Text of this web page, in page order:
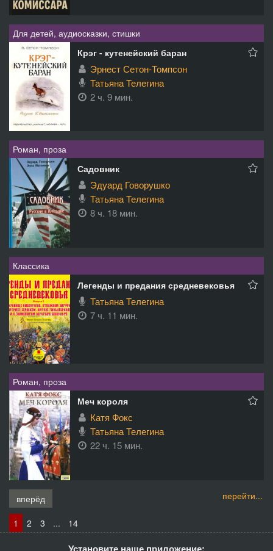
Для детей, аудиосказки, стишки
Крэг - кутенейский баран
Эрнест Сетон-Томпсон
Татьяна Телегина
2 ч. 9 мин.
Роман, проза
Садовник
Эдуард Говорушко
Татьяна Телегина
8 ч. 18 мин.
Классика
Легенды и предания средневековья
Татьяна Телегина
7 ч. 11 мин.
Роман, проза
Меч короля
Катя Фокс
Татьяна Телегина
22 ч. 15 мин.
перейти...
вперёд
1
2 3 ... 14